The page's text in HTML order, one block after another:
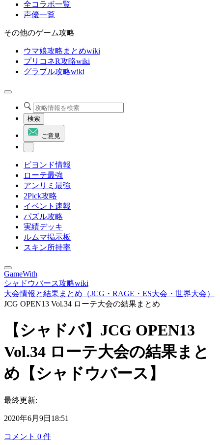
全コラボ一覧
声優一覧
その他のゲーム攻略
ウマ娘攻略まとめwiki
プリコネR攻略wiki
グラブル攻略wiki
検索
ご意見
ビヨンド情報
ローテ最強
アンリミ最強
2Pick攻略
イベント速報
パズル攻略
実績デッキ
ルムマ掲示板
スキン所持率
GameWith
シャドウバース攻略wiki
大会情報と結果まとめ（JCG・RAGE・ES大会・世界大会）
JCG OPEN13 Vol.34 ローテ大会の結果まとめ
【シャドバ】JCG OPEN13
Vol.34 ローテ大会の結果まと
め【シャドウバース】
最終更新:
2020年6月9日18:51
コメント 0 件